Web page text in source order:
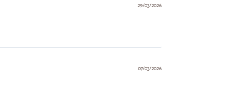
29/03/2026
07/03/2026